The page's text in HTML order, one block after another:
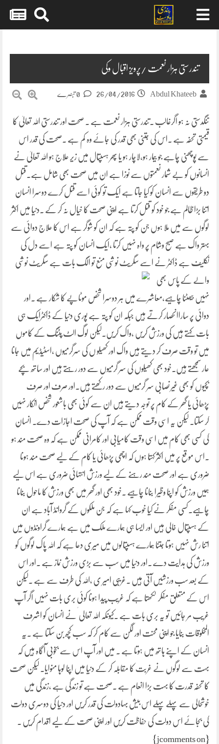
تندرستی ہزار نعمت /پرویز اقبال وکی
Abdul Khateeb
26/04/2016
تنگدستی نہ ہو اگرغالب ۔تندرستی ہزار نعمت ہے ۔ صحت اور تندرستی اللہ تعالیٰ کا
قیمتی تحفہ ہے ۔اس کی جتنی بھی قدر کی جائے وہ کم ہے ۔صحت کی قدر اس
سے پوچھنی چاہے جو بیمار ہو،لاچار ہو یا پھر ہسپتال میں زیر علاج ہو اللہ تعالیٰ نے
انسانوں کو بے شمار نعمتوں سے نوزا ہے ان میں صحت بھی شامل ہے۔قتل
دو طریقوں سے انسان کو کیا جاتا ہے ایک تو کوئی اسے قتل کرے دوسرا انسان
اتنا بڑا ظالم ہے جو خود کو قتل کرتا ہے اپنی صحت کا خیال نہ کر کے ۔دنیا میں اکثر
لوگوں سے میں ملا ہوں جن کو پتہ ہے کہ ان کو شوگر ہے اس کا علاج دوائی سے
بہتر واک ہے صبح وشام پر واہ نہیں کرتا ،ایک انسان کو پتہ ہے اسے دل کی
تکلیف ہے ڈاکٹر نے اسے سگریٹ نوشی منع تو الگ بات ہے سگریٹ نوشی
والے کے پاس بھی
نہیں بیھٹنا چاہیے،معاشرے میں ہر دوسرا شخص موٹاپے کا شکار ہے ۔اور
دوائی پر ساراانحصار کرتے ہیں جبکہ ان کو پتہ ہے پوری دنیا کے ڈاکٹرایک ہی
بات کہتے ہیں کی ورزش کریں ،واک کریں۔لیکن لوگ الٹ پٹنگ کے کاموں
میں تو وقت صرف کر دیتے ہیں واک اور کھیلو ں کی سرگرمیوں ،اسٹیڈیم میں جانا
عار سمجھتے ہیں۔خود بھی کھیلوں کی سر گرمیوں سے دور رہتے ہیں اور ساتھ بچے
بچیوں کو بھی غیر نصابی سر گرمیوں سے دور رکھتے ہیں۔اور صرف اور صرف
پڑھائی یا گھر کے کام پر توجہ دیتے ہیں ان سے کوئی بھی باشعور شخص انکار نہیں
کر سکتا۔ لیکن یہ اسی وقت ممکن ہے کہ آپ کی صحت اجازات دے۔ انسان
کی کسی بھی کام میں اسی وقت کامیابی اور کامرانی ممکن ہے کہ وہ صحت مند ہو
۔اس موقع پر میں اکثر کہتا ہوں کہ اچھی پڑھائی یا کام کے لیے صحت مند ہونا
ضروری ہے اور صحت مند رہنے کے لیے ورزش انتہائی ضروری ہے اس لیے
ہمیں ورزش کو اپنا وظیرا بنانا چاہیے ۔خود بھی اور گھر میں بھی ورزش کا ماحول بنانا
چاہیے۔کسی مفکر نے کیا خوب کہا ہے کہ جن ملکوں کے گروانڈ آباد ہے ان
کے ہسپتال خالی ہیں اور ایسا ہی ہمارے ملک میں ہے ہمارے گراونڈوں میں
اتنا رش نہیں ہوتا جتنا ہمارے ہسپتالوں میں میری دعا ہے کہ اللہ پاک لوگوں کو
ورزش کی ہدایت دے ۔اور دنیا میں سب سے بڑی ورزش نماز ہے ۔اور اس
کے بعد سب ورزشیں آتی ہیں ۔غریبی امیر ی ،اللہ کی طرف سے ہے ۔لیکن
اس کے متعلق مفکر لکھتا ہے کہ غریب پیدا ہونا کوئی بری بات نہیں اگر آپ
غریب مر جائیں تو یہ بری بات ہے ۔کیونکہ اللہ تعالی ٰ نے انسان کو اشرف
المخلوقات بنایا جو اپنی محنت اور لگن سے کام کر کہ سب کچھ بن سکتا ہے ۔یہ
انسان کے اپنے ہاتھ میں ہوتا ہے ۔ میں اور آپ اس سے بخوبی آگاہ ہیں کہ
بہت سے لوگوں نے غربت کا مقابلہ کر کے دنیا میں اپنا لوہا منوایا۔ لیکن صحت
کا تحفہ قدرت کا بہت بڑا انعام ہے ۔صحت ہے تو زندگی ہے ،زندگی میں
خوشحالی سے پہلے پہلے اس بیش بہادولت کی قدر کریں اور دنیا کی دوسری دولت
کی بجائے اس دولت کی حفاظت کریں اور اپنی صحت کے لیے اقدام کریں ۔
{jcomments on}